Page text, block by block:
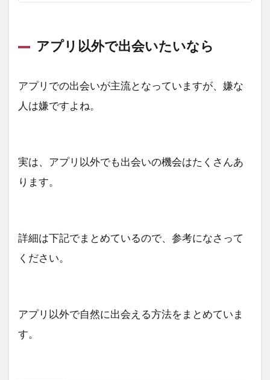
アプリ以外で出会いたいなら
アプリでの出会いが主流となっていますが、嫌な
人は嫌ですよね。
実は、アプリ以外でも出会いの機会はたくさんあ
ります。
詳細は下記でまとめているので、参考になさって
ください。
アプリ以外で自然に出会える方法をまとめていま
す。